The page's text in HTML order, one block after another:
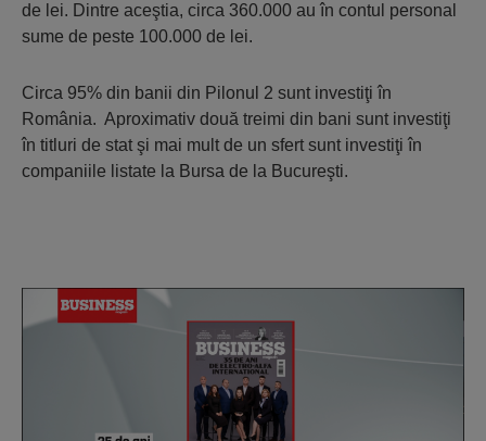
de lei. Dintre aceştia, circa 360.000 au în contul personal
sume de peste 100.000 de lei.
Circa 95% din banii din Pilonul 2 sunt investiţi în
România. Aproximativ două treimi din bani sunt investiţi
în titluri de stat şi mai mult de un sfert sunt investiţi în
companiile listate la Bursa de la Bucureşti.